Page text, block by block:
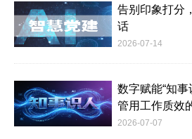
告别印象打分
话
2026-07-14
数字赋能“知
管用工作质效
2026-07-07